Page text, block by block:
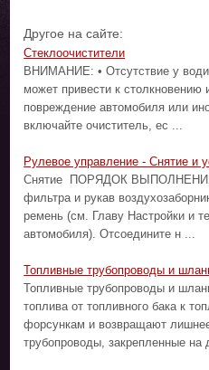
Другое на сайте:
Стеклоочистители
ВНИМАНИЕ: • Отсутствие у
может привести к столкновению
повреждение автомобиля или
включайте очиститель, ес ...
Рулевое управление - Снятие и
Снятие ПОРЯДОК ВЫПОЛНЕНИЯ
фильтра и рукав
ремень (см. Главу Настройки и
автомобиля). Отсоедините н ...
Топливные трубопроводы и
Топливные трубопроводы и
топлива от топливного бака к
форсункам и возвращают
трубопроводы, закрепленные на